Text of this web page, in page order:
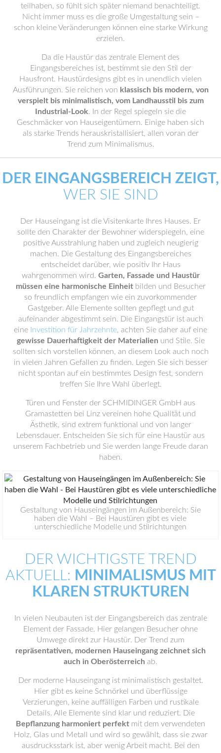
teilhaben, so fühlt sich später niemand benachteiligt.
Nicht immer muss es die große Umgestaltung sein –
schon kleine Veränderungen können eine starke Wirkung
erzielen.
Da die Haustür das zentrale Element des
Eingangsbereiches ist, bestimmt sie den Stil der
Hausfront. Haustürdesigns gibt es in unendlich vielen
Ausführungen. Sie reichen von klassisch bis modern, von
verspielt bis minimalistisch, vom Landhausstil bis zum
Industrial-Look. In der Regel spiegeln sie die
Geschmäcker von Hauseigentümern. Einige haben sich
als starke Trends herauskristallisiert, allen voran der
Trend zum Minimalismus.
DER EINGANGSBEREICH ZEIGT,
WER SIE SIND
Der Hauseingang ist die Visitenkarte Ihres Hauses. Er
sollte den Charakter der Bewohner widerspiegeln, eine
positive Ausstrahlung haben und zugleich neugierig
machen. Die Gestaltung des Eingangsbereiches
entscheidet darüber, wie positiv Ihr Haus
wahrgenommen wird. Garten, Fassade und Haustür
müssen eine harmonische Einheitbilden und Besucher
so freundlich empfangen wie ein zuvorkommender
Gastgeber. Alle Elemente sollten gepflegt und gut
aufeinander abgestimmt sein. Die Eingangstür ist auch
eine Investition für Jahrzehnte, achten Sie daher auf eine
gewisse Dauerhaftigkeit der Materialien und Stile. Sie
sollten sich vorstellen können, an diesem Look auch noch
in vielen Jahren Gefallen zu finden. Legen Sie sich besser
nicht spontan auf ein bestimmtes Design fest, sondern
treffen Sie Ihre Wahl überlegt.
Türen und Fenster der SCHMIDINGER GmbH aus
Gramastetten bei Linz vereinen hohe Qualität und
Ästhetik, sind extrem funktional und von langer
Lebensdauer. Entscheiden Sie sich für eine Haustür aus
unserem Fachbetrieb und Sie werden lange Freude daran
haben.
Gestaltung von Hauseingängen im Außenbereich: Sie
haben die Wahl – Bei Haustüren gibt es viele
unterschiedliche Modelle und Stilrichtungen
DER WICHTIGSTE TREND
AKTUELL: MINIMALISMUS MIT
KLAREN STRUKTUREN
In vielen Neubauten ist der Eingangsbereich das zentrale
Element der Fassade. Hier gelangen Besucher ohne
Umwege direkt zur Haustür. Der Trend zum
repräsentativen, modernen Hauseingang zeichnet sich
auch in Oberösterreich ab.
Der moderne Hauseingang ist minimalistisch gestaltet.
Hier gibt es keine Schnörkel und überflüssige
Verzierungen, keine auffälligen Farben und rustikale
Details. Alle Elemente sind klar und reduziert. Die
Bepflanzung harmoniert perfekt mit dem verwendeten
Holz, Glas und Metall und wird so gewählt, dass sie zwar
ausdrucksstark ist, aber wenig Arbeit macht. Bei den